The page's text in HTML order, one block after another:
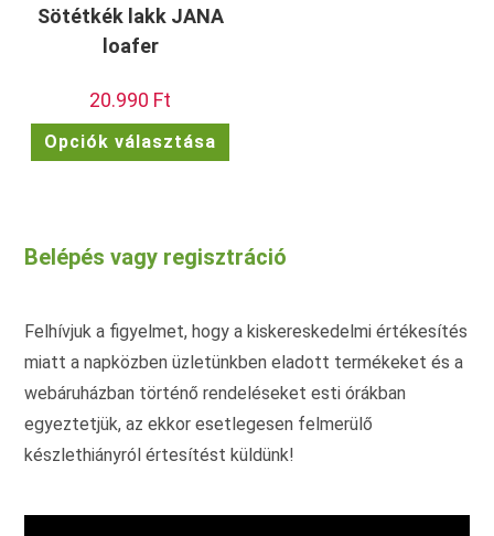
Sötétkék lakk JANA
loafer
20.990 Ft
Opciók választása
terméknek
a
termékoldalon
Belépés vagy regisztráció
Felhívjuk a figyelmet, hogy a kiskereskedelmi értékesítés
miatt a napközben üzletünkben eladott termékeket és a
webáruházban történő rendeléseket esti órákban
egyeztetjük, az ekkor esetlegesen felmerülő
készlethiányról értesítést küldünk!